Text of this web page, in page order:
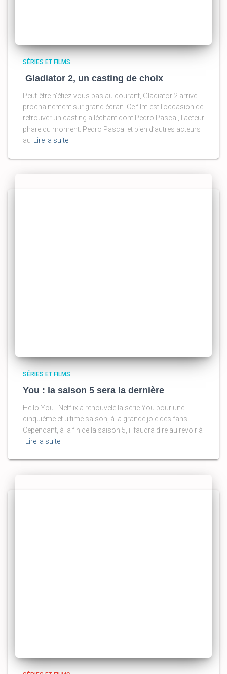
SÉRIES ET FILMS
Gladiator 2, un casting de choix
Peut-être n’étiez-vous pas au courant, Gladiator 2 arrive
prochainement sur grand écran. Ce film est l’occasion de
retrouver un casting alléchant dont Pedro Pascal, l’acteur
phare du moment. Pedro Pascal et bien d’autres acteurs
au
Lire la suite
SÉRIES ET FILMS
You : la saison 5 sera la dernière
Hello You ! Netflix a renouvelé la série You pour une
cinquième et ultime saison, à la grande joie des fans.
Cependant, à la fin de la saison 5, il faudra dire au revoir à
Lire la suite